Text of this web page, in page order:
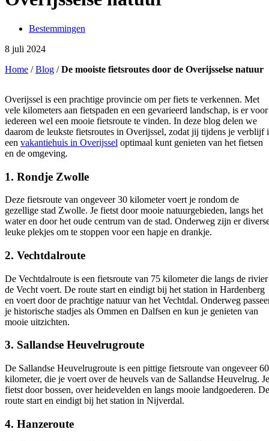
Bestemmingen
8 juli 2024
Home /Blog /De mooiste fietsroutes door de Overijsselse natuur
Overijssel is een prachtige provincie om per fiets te verkennen. Met
vele kilometers aan fietspaden en een gevarieerd landschap, is er voor
iedereen wel een mooie fietsroute te vinden. In deze blog delen we
daarom de leukste fietsroutes in Overijssel, zodat jij tijdens je verblijf
een vakantiehuis in Overijssel optimaal kunt genieten van het fietsen
en de omgeving.
1. Rondje Zwolle
Deze fietsroute van ongeveer 30 kilometer voert je rondom de
gezellige stad Zwolle. Je fietst door mooie natuurgebieden, langs het
water en door het oude centrum van de stad. Onderweg zijn er
leuke plekjes om te stoppen voor een hapje en drankje.
2. Vechtdalroute
De Vechtdalroute is een fietsroute van 75 kilometer die langs de rivier
de Vecht voert. De route start en eindigt bij het station in Hardenberg
en voert door de prachtige natuur van het Vechtdal. Onderweg
je historische stadjes als Ommen en Dalfsen en kun je genieten van
mooie uitzichten.
3. Sallandse Heuvelrugroute
De Sallandse Heuvelrugroute is een pittige fietsroute van ongeveer 60
kilometer, die je voert over de heuvels van de Sallandse Heuvelrug. Je
fietst door bossen, over heidevelden en langs mooie landgoederen. De
route start en eindigt bij het station in Nijverdal.
4. Hanzeroute